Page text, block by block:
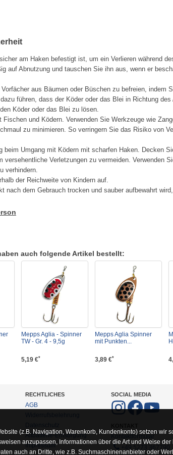
am Haken befestigt ist, um ein Verlieren während
auf Abnutzung und tauschen Sie ihn aus, wenn er
aus Bäumen oder Büschen zu befreien, indem
führen, dass der Köder oder das Blei in Richtung
Köder oder das Blei zu lösen.
und Ködern. Verwenden Sie Werkzeuge wie
zu minimieren. So verringern Sie das Risiko von
Umgang mit Ködern mit scharfen Haken. Decken
versehentliche Verletzungen zu vermeiden. Verwenden
verhindern.
der Reichweite von Kindern auf.
nach dem Gebrauch trocken und sauber aufbewahrt
auch folgende Artikel bestellt:
Mepps Aglia - Spinner
TW - Gr. 4 - 9,5g
5,19 €*
Mepps Aglia Spinner
mit Punkten...
3,89 €*
RECHTLICHES
AGB
Altbatterie-Entsorgung
Impressum
SOCIAL MEDIA
Kontaktformular
(z.B. Navigation, Warenkorb, Kundenkonto) setzen
anzupassen, Informationen über die Art und Weise
auch an Dritte, wie z.B. Suchmaschinenanbieter oder